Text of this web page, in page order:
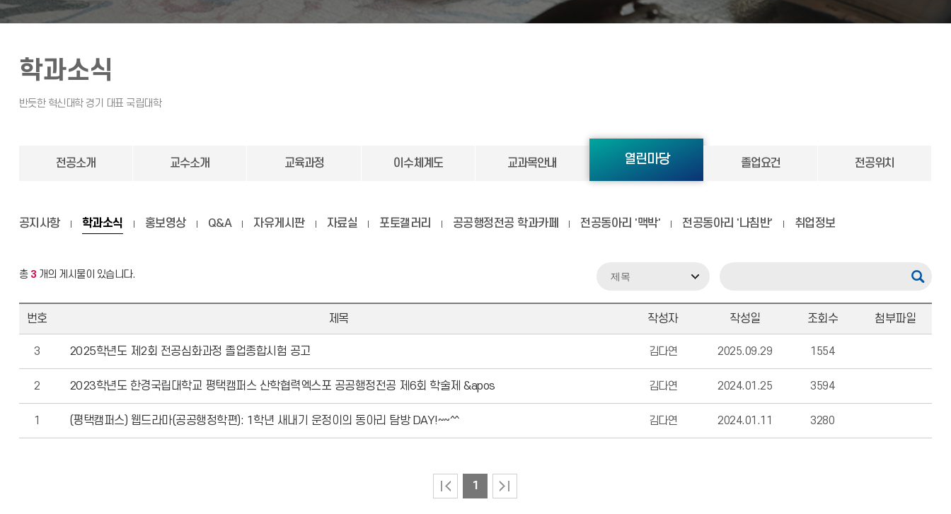
학과소식
전공소개 교수소개 교육과정 이수체계도 교과목안내 열린마당 졸업요건 전공위치
공지사항 학과소식 홍보영상 Q&A 자유게시판 자료실 포토갤러리 공공행정전공 학과카페 전공동아리 '맥박' 전공동아리 '나침반' 취업정보
총 3 개의 게시물이 있습니다.
번호 제목 작성자 작성일 조회수 첨부파일
3 2025학년도 제2회 전공심화과정 졸업종합시험 공고 김다연 2025.09.29 1554
2 2023학년도 한경국립대학교 평택캠퍼스 산학협력엑스포 공공행정전공 제6회 학술제 &apos 김다연 2024.01.25 3594
1 (평택캠퍼스) 웹드라마(공공행정학편): 1학년 새내기 운정이의 동아리 탐방 DAY!~~^^ 김다연 2024.01.11 3280
1